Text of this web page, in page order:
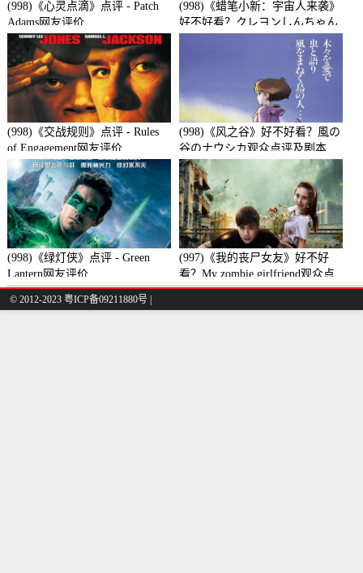
(998)《心灵点滴》点评 - Patch
Adams网友评价
(998)《蜡笔小新：宇宙人来袭》
好不好看？クレヨンしんちゃん
襲来!!宇宙人シリリ观众点评及
(998)《交战规则》点评 - Rules
of Engagement网友评价
(998)《风之谷》好不好看？風の
谷のナウシカ观众点评及剧本
(998)《绿灯侠》点评 - Green
Lantern网友评价
(997)《我的丧尸女友》好不好
看？My zombie girlfriend观众点
评及剧本
© 2012-2023 粤ICP备09211880号 |